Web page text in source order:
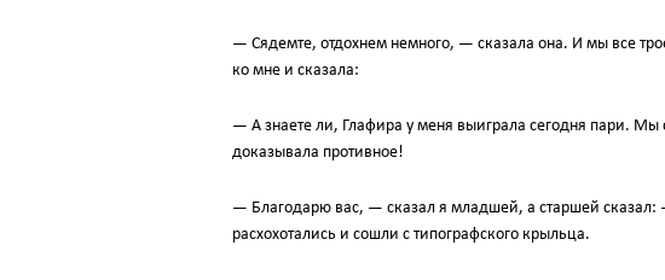
— Сядемте, отдохнем немного, — сказала она. И мы все
ко мне и сказала:
— А знаете ли, Глафира у меня выиграла сегодня пари. Мы
доказывала противное!
— Благодарю вас, — сказал я младшей, а старшей сказал:
расхохотались и сошли с типографского крыльца.